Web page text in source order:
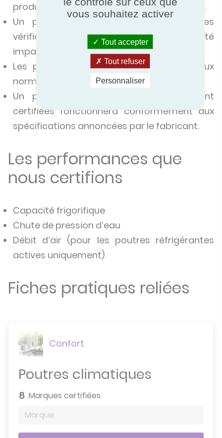
produits sont fabriqués ou commercialisés.
Un produit certifié a des performances
vérifiées par un organisme accrédité
impartial, indépendant et compétent.
Les produits certifiés sont conformes aux
normes.
Un produit dont les performances sont
certifiées fonctionnera conformément aux
spécifications annoncées par le fabricant.
Les performances que
nous certifions
Capacité frigorifique
Chute de pression d’eau
Débit d’air (pour les poutres réfrigérantes
actives uniquement)
Fiches pratiques reliées
Confort
Poutres climatiques
8 Marques certifiées
Marque
vous souhaitez activer
Tout accepter
Tout refuser
Personnaliser